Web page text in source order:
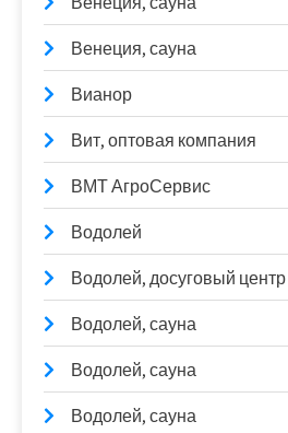
Венеция, сауна
Вианор
Вит, оптовая компания
ВМТ АгроСервис
Водолей
Водолей, досуговый центр
Водолей, сауна
Водолей, сауна
Водолей, сауна